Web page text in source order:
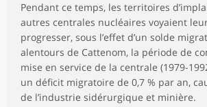
Pendant ce temps, les territoires
autres centrales nucléaires voyaient
progresser, sous l’effet d’un solde
alentours de Cattenom, la période de
mise en service de la centrale (1979-
un déficit migratoire de 0,7 % par an,
de l’industrie sidérurgique et minière.